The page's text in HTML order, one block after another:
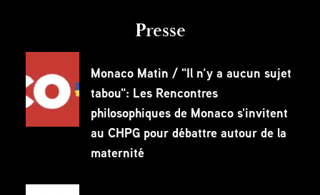
Presse
Monaco Matin / "Il n’y a aucun sujet
tabou": Les Rencontres
philosophiques de Monaco s'invitent
au CHPG pour débattre autour de la
maternité